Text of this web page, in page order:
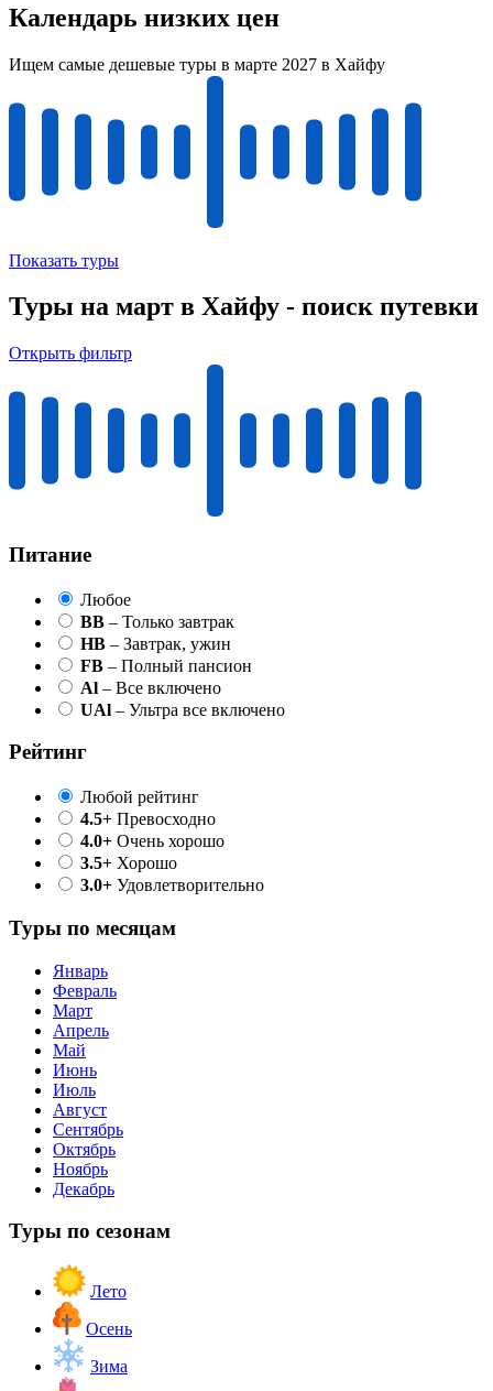
Календарь низких цен
Ищем самые дешевые туры в марте 2027 в Хайфу
Показать туры
Туры на март в Хайфу - поиск путевки
Открыть фильтр
Питание
Любое
BB – Только завтрак
HB – Завтрак, ужин
FB – Полный пансион
Al – Все включено
UAl – Ультра все включено
Рейтинг
Любой рейтинг
4.5+ Превосходно
4.0+ Очень хорошо
3.5+ Хорошо
3.0+ Удовлетворительно
Туры по месяцам
Январь
Февраль
Март
Апрель
Май
Июнь
Июль
Август
Сентябрь
Октябрь
Ноябрь
Декабрь
Туры по сезонам
Лето
Осень
Зима